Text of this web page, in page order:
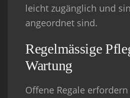
leicht zugänglich und
angeordnet sind.
Regelmässige
Wartung
Offene Regale